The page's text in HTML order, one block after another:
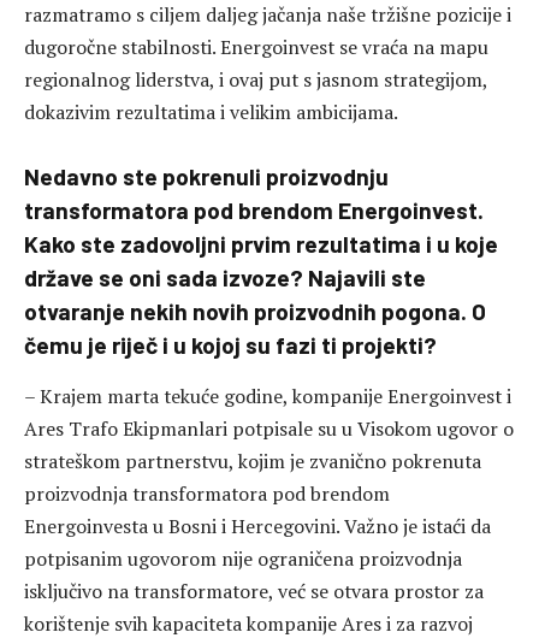
razmatramo s ciljem daljeg jačanja naše tržišne pozicije i
dugoročne stabilnosti. Energoinvest se vraća na mapu
regionalnog liderstva, i ovaj put s jasnom strategijom,
dokazivim rezultatima i velikim ambicijama.
Nedavno ste pokrenuli proizvodnju
transformatora pod brendom Energoinvest.
Kako ste zadovoljni prvim rezultatima i u koje
države se oni sada izvoze? Najavili ste
otvaranje nekih novih proizvodnih pogona. O
čemu je riječ i u kojoj su fazi ti projekti?
– Krajem marta tekuće godine, kompanije Energoinvest i
Ares Trafo Ekipmanlari potpisale su u Visokom ugovor o
strateškom partnerstvu, kojim je zvanično pokrenuta
proizvodnja transformatora pod brendom
Energoinvesta u Bosni i Hercegovini. Važno je istaći da
potpisanim ugovorom nije ograničena proizvodnja
isključivo na transformatore, već se otvara prostor za
korištenje svih kapaciteta kompanije Ares i za razvoj